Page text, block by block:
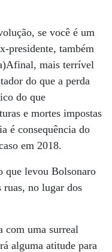
se você é um
presidente, também
mais terrível
do que a perda
do que
e mortes impostas
é consequência do
em 2018.
que levou Bolsonaro
ruas, no lugar dos
com uma surreal
alguma atitude para